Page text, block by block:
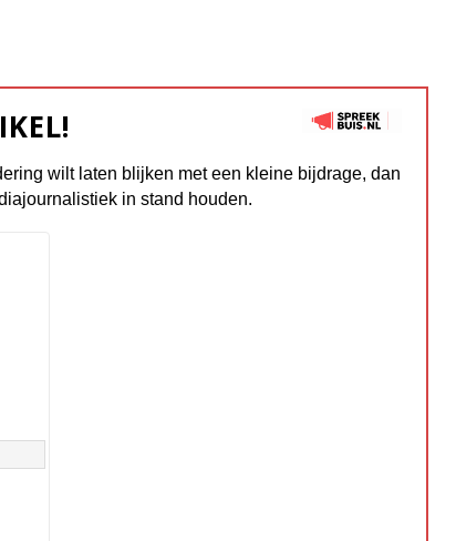
wilt laten blijken met een kleine bijdrage, dan
in stand houden.